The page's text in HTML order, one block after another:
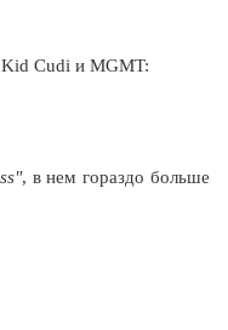
Cudi и MGMT:
, в нем гораздо больше